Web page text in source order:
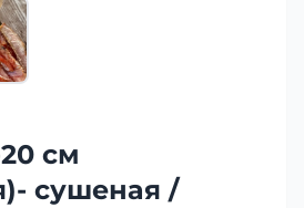
см
сушеная /